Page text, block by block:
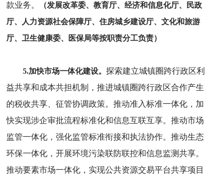
款业务。
（发展改革委、教育厅、经济和信息化厅、民政
厅、人力资源社会保障厅、住房城乡建设厅、文化和旅游
厅、卫生健康委、医保局等按职责分工负责）
5.加快市场一体化建设。探索建立城镇圈跨行政区利
益共享和成本共担机制，推进城镇圈跨行政区合作产生
的税收共享、征管协调政策。推动准入标准一体化，加
快实现涉企审批流程标准化和信息互联互享。推动市场
监管一体化，强化监管标准衔接和执法协作。推动生态
环保一体化，开展环境污染联防联控和信息监测共享。
推动要素市场一体化，实现公共资源交易平台共享项目